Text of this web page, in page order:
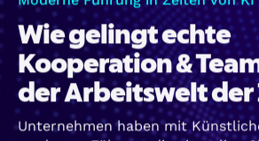
Wie gelingt echte
Kooperation &
der Arbeitswelt der
Unternehmen haben mit
moderner Führung die einmalige